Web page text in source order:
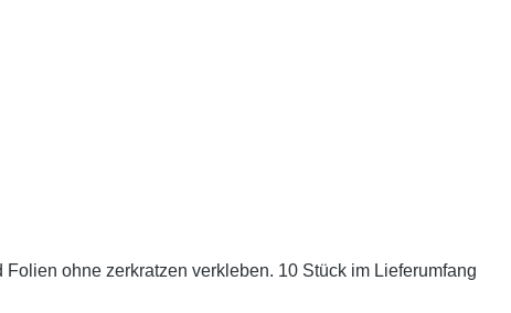
ohne zerkratzen verkleben. 10 Stück im Lieferumfang